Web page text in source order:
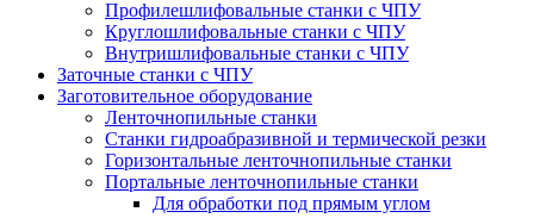
Профилешлифовальные станки с ЧПУ
Круглошлифовальные станки с ЧПУ
Внутришлифовальные станки с ЧПУ
Заточные станки с ЧПУ
Заготовительное оборудование
Ленточнопильные станки
Станки гидроабразивной и термической резки
Горизонтальные ленточнопильные станки
Портальные ленточнопильные станки
Для обработки под прямым углом